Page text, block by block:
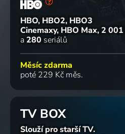
HBO, HBO2, HBO3
Cinemaxy, HBO Max 2 001
a 280 seriálů
Měsíc zdarma
poté 229 Kč měs.
TV BOX
Slouží pro starší TV.